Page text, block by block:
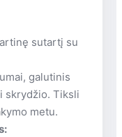
sutartį su
galutinis
skrydžio. Tiksli
metu.